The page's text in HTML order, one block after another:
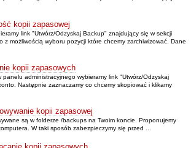
kopii zapasowej
link "Utwórz/Odzyskaj Backup" znajdujący się w sekcji
z możliwością wyboru pozycji które chcemy zarchiwizować. Dane
kopii zapasowych
administracyjnego wybieramy link "Utwórz/Odzyskaj
Następnie zaznaczamy co chcemy skopiować i klikamy
kopii zapasowej
są w folderze /backups na Twoim koncie. Proponujemy
W taki sposób zabezpieczymy się przed ...